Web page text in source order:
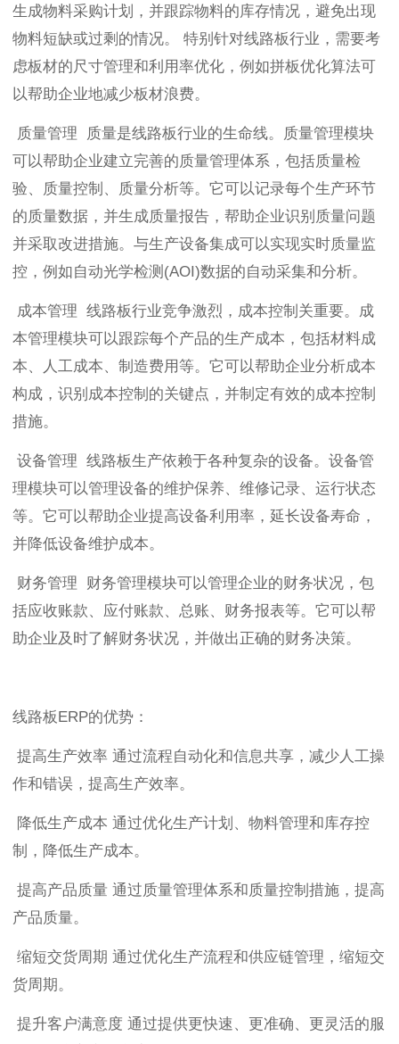
生成物料采购计划，并跟踪物料的库存情况，避免出现
物料短缺或过剩的情况。 特别针对线路板行业，需要考
虑板材的尺寸管理和利用率优化，例如拼板优化算法可
以帮助企业地减少板材浪费。
质量管理 质量是线路板行业的生命线。质量管理模块
可以帮助企业建立完善的质量管理体系，包括质量检
验、质量控制、质量分析等。它可以记录每个生产环节
的质量数据，并生成质量报告，帮助企业识别质量问题
并采取改进措施。与生产设备集成可以实现实时质量监
控，例如自动光学检测(AOI)数据的自动采集和分析。
成本管理 线路板行业竞争激烈，成本控制关重要。成
本管理模块可以跟踪每个产品的生产成本，包括材料成
本、人工成本、制造费用等。它可以帮助企业分析成本
构成，识别成本控制的关键点，并制定有效的成本控制
措施。
设备管理 线路板生产依赖于各种复杂的设备。设备管
理模块可以管理设备的维护保养、维修记录、运行状态
等。它可以帮助企业提高设备利用率，延长设备寿命，
并降低设备维护成本。
财务管理 财务管理模块可以管理企业的财务状况，包
括应收账款、应付账款、总账、财务报表等。它可以帮
助企业及时了解财务状况，并做出正确的财务决策。
线路板ERP的优势：
提高生产效率 通过流程自动化和信息共享，减少人工操
作和错误，提高生产效率。
降低生产成本 通过优化生产计划、物料管理和库存控
制，降低生产成本。
提高产品质量 通过质量管理体系和质量控制措施，提高
产品质量。
缩短交货周期 通过优化生产流程和供应链管理，缩短交
货周期。
提升客户满意度 通过提供更快速、更准确、更灵活的服